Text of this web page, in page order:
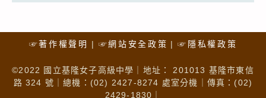
☞著作權聲明 ☞網站安全政策 ☞隱私權政策
©2022 國立基隆女子高級中學｜地址： 201013 基隆市東信
路 324 號｜總機：(02) 2427-8274 處室分機｜傳真：(02)
2429-1830｜